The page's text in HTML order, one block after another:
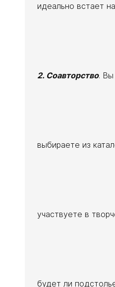
идеально встает
2. Соавторство. Вы
выбираете из
участвуете в
будет ли